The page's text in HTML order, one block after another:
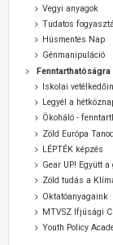
Vegyi anyagok
Tudatos
Húsmentes Nap
Génmanipuláció
Iskolai
Legyél a
Ökoháló -
Zöld Európa
LÉPTÉK képzés
Gear UP! Együtt
Zöld tudás a
Oktatóanyagaink
MTVSZ Ifjúsági
Youth Policy